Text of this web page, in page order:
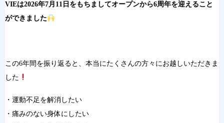
VIEは2026年7月11日をもちましてオープンから6周年を迎えること
ができました
この6年間を振り返ると、本当にたくさんの方々にお越しいただきま
した
・運動不足を解消したい
・痛みのない身体にしたい